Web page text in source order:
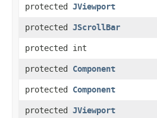
protected JViewport
protected JScrollBar
protected int
protected Component
protected Component
protected JViewport